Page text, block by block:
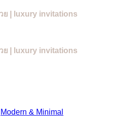
ย | luxury invitations
ย | luxury invitations
Modern & Minimal